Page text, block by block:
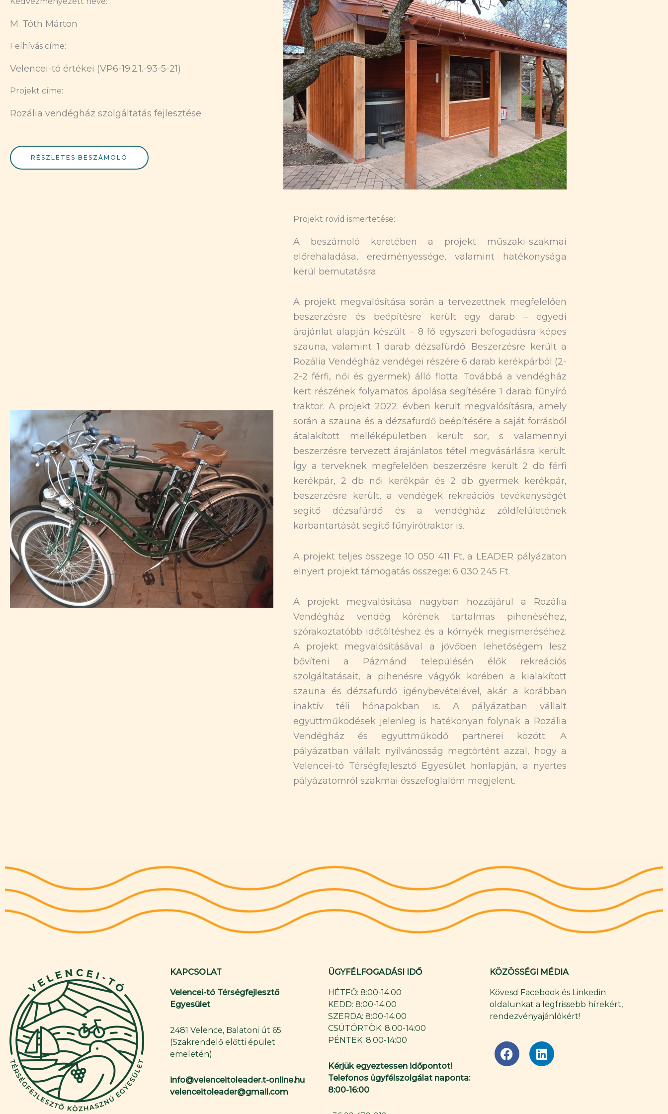
M. Tóth Márton
Felhívás címe:
Velencei-tó értékei (VP6-19.2.1.-93-5-21)
Projekt címe:
Rozália vendégház szolgáltatás fejlesztése
RÉSZLETES BESZÁMOLÓ
Projekt rövid ismertetése:
A beszámoló keretében a projekt műszaki-szakmai
előrehaladása, eredményessége, valamint hatékonysága
kerül bemutatásra.
A projekt megvalósítása során a tervezettnek megfelelően
beszerzésre és beépítésre került egy darab – egyedi
árajánlat alapján készült – 8 fő egyszeri befogadásra képes
szauna, valamint 1 darab dézsafürdő. Beszerzésre került a
Rozália Vendégház vendégei részére 6 darab kerékpárból (2-
2-2 férfi, női és gyermek) álló flotta. Továbbá a vendégház
kert részének folyamatos ápolása segítésére 1 darab fűnyíró
traktor. A projekt 2022. évben került megvalósításra, amely
során a szauna és a dézsafürdő beépítésére a saját forrásból
átalakított melléképületben került sor, s valamennyi
beszerzésre tervezett árajánlatos tétel megvásárlásra került.
Így a terveknek megfelelően beszerzésre került 2 db férfi
kerékpár, 2 db női kerékpár és 2 db gyermek kerékpár,
beszerzésre került, a vendégek rekreációs tevékenységét
segítő dézsafürdő és a vendégház zöldfelületének
karbantartását segítő fűnyírótraktor is.
A projekt teljes összege 10 050 411 Ft, a LEADER pályázaton
elnyert projekt támogatás összege: 6 030 245 Ft.
A projekt megvalósítása nagyban hozzájárul a Rozália
Vendégház vendég körének tartalmas pihenéséhez,
szórakoztatóbb időtöltéshez és a környék megismeréséhez.
A projekt megvalósításával a jövőben lehetőségem lesz
bővíteni a Pázmánd településén élők rekreációs
szolgáltatásait, a pihenésre vágyók körében a kialakított
szauna és dézsafürdő igénybevételével, akár a korábban
inaktív téli hónapokban is. A pályázatban vállalt
együttműködések jelenleg is hatékonyan folynak a Rozália
Vendégház és együttműködő partnerei között. A
pályázatban vállalt nyilvánosság megtörtént azzal, hogy a
Velencei-tó Térségfejlesztő Egyesület honlapján, a nyertes
pályázatomról szakmai összefoglalóm megjelent.
KAPCSOLAT
Velencei-tó Térségfejlesztő
Egyesület
2481 Velence, Balatoni út 65.
(Szakrendelő előtti épület
emeletén)
info@velenceitoleader.t-online.hu
velenceitoleader@gmail.com
ÜGYFÉLFOGADÁSI IDŐ
HÉTFŐ: 8:00-14:00
KEDD: 8:00-14:00
SZERDA: 8:00-14:00
CSÜTÖRTÖK: 8:00-14:00
PÉNTEK: 8:00-14:00
Kérjük egyeztessen időpontot!
Telefonos ügyfélszolgálat naponta:
8:00-16:00
KÖZÖSSÉGI MÉDIA
Kövesd Facebook és Linkedin
oldalunkat a legfrissebb hírekért,
rendezvényajánlókért!
F
a
L
i